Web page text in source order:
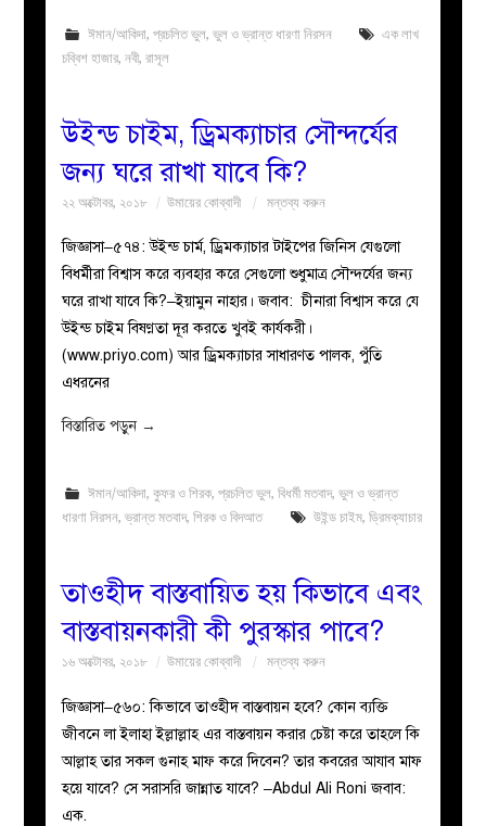
ঈমান/আকিদা, প্রচলিত ভুল, ভুল ও ভ্রান্ত ধারণা নিরসন
এক লাখ
চব্বিশ হাজার,নবী,রাসূল
উইন্ড চাইম, ড্রিমক্যাচার সৌন্দর্যের
জন্য ঘরে রাখা যাবে কি?
২২ অক্টোবর, ২০১৮ উমায়ের কোব্বাদী মন্তব্য করুন
জিজ্ঞাসা–৫৭৪: উইন্ড চার্ম, ড্রিমক্যাচার টাইপের জিনিস যেগুলো
বিধর্মীরা বিশ্বাস করে ব্যবহার করে সেগুলো শুধুমাত্র সৌন্দর্যের জন্য
ঘরে রাখা যাবে কি?–ইয়ামুন নাহার। জবাব: চীনারা বিশ্বাস করে যে
উইন্ড চাইম বিষণ্ণতা দূর করতে খুবই কার্যকরী।
(www.priyo.com) আর ড্রিমক্যাচার সাধারণত পালক, পুঁতি
এধরনের
বিস্তারিত পড়ুন →
ঈমান/আকিদা, কুফর ও শিরক, প্রচলিত ভুল, বিধর্মী মতবাদ, ভুল ও ভ্রান্ত
ধারণা নিরসন,ভ্রান্ত মতবাদ,শিরক ও বিদআত উইন্ড চাইম, ড্রিমক্যাচার
তাওহীদ বাস্তবায়িত হয় কিভাবে এবং
বাস্তবায়নকারী কী পুরস্কার পাবে?
১৬ অক্টোবর, ২০১৮ উমায়ের কোব্বাদী মন্তব্য করুন
জিজ্ঞাসা–৫৬০: কিভাবে তা‌ওহীদ বাস্তবায়ন হবে? কোন ব্যক্তি
জীবনে লা ইলাহা ইল্লাল্লাহ এর বাস্তবায়ন করার চেষ্টা করে তাহলে কি
আল্লাহ তার সকল গুনাহ মাফ করে দিবেন? তার কবরের আযাব মাফ
হয়ে যাবে? সে সরাসরি জান্নাত যাবে? –Abdul Ali Roni জবাব:
এক.